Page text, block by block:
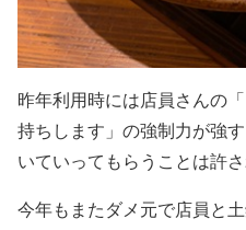
昨年利用時には店員さんの
持ちします」の強制力が強
いていってもらうことは許さ
今年もまたダメ元で店員と